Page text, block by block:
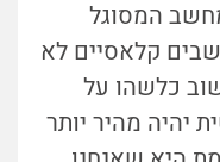
המסוגל
קלאסיים לא
כלשהו על
יהיה מהיר יותר